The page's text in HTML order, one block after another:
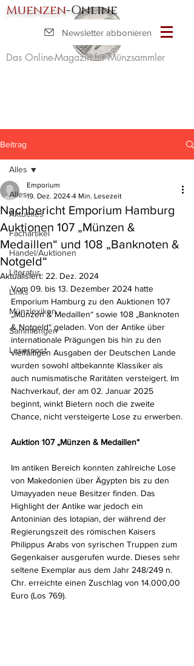
Muenzen-Online
Das Online-Magazin für Münzsammler
Newsletter abbonieren
Beitrag
Alles
Aktuelles
Fachartikel
Handel/Auktionen
Literatur
Links
Münzlexikon
Sammlungen
Leserpost
Alles
Nachbericht Emporium Hamburg
Auktionen 107 „Münzen &
Medaillen“ und 108 „Banknoten &
Notgeld“
Emporium
19. Dez. 2024 4 Min. Lesezeit
Aktualisiert: 22. Dez. 2024
Vom 09. bis 13. Dezember 2024 hatte
Emporium Hamburg zu den Auktionen 107
„Münzen & Medaillen“ sowie 108 „Banknoten
& Notgeld“ geladen. Von der Antike über
internationale Prägungen bis hin zu den
vielfältigen Ausgaben der Deutschen Lande
wurden sowohl altbekannte Klassiker als
auch numismatische Raritäten versteigert. Im
Nachverkauf, der am 02. Januar 2025
beginnt, winkt Bietern noch die zweite
Chance, nicht versteigerte Lose zu erwerben.
Auktion 107 „Münzen & Medaillen“
Im antiken Bereich konnten zahlreiche Lose
von Makedonien über Ägypten bis zu den
Umayyaden neue Besitzer finden. Das
Highlight der Antike war jedoch ein
Antoninian des Iotapian, der während der
Regierungszeit des römischen Kaisers
Philippus Arabs von syrischen Truppen zum
Gegenkaiser ausgerufen wurde. Dieses sehr
seltene Exemplar aus dem Jahr 248/249 n.
Chr. erreichte einen Zuschlag von 14.000,00
Euro (Los 769).